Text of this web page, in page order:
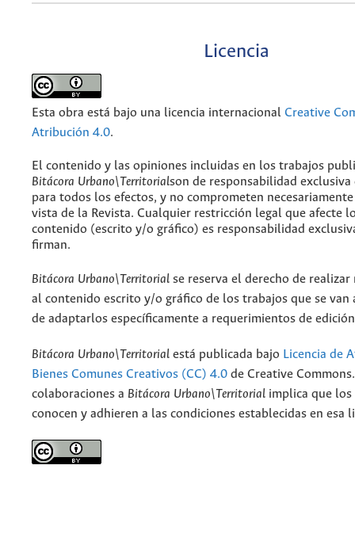
Licencia
Esta obra está bajo una licencia internacional Creative
Atribución 4.0.
El contenido y las opiniones incluidas en los trabajos
Bitácora Urbano\Territorialson de responsabilidad exclusiva
para todos los efectos, y no comprometen
vista de la Revista. Cualquier restricción legal que afecte
contenido (escrito y/o gráfico) es responsabilidad
firman.
Bitácora Urbano\Territorial se reserva el derecho de realizar
al contenido escrito y/o gráfico de los trabajos que se van
de adaptarlos específicamente a requerimientos de
Bitácora Urbano\Territorial está publicada bajo Licencia de
Bienes Comunes Creativos (CC) 4.0 de Creative
colaboraciones a Bitácora Urbano\Territorial implica que los
conocen y adhieren a las condiciones establecidas en esa